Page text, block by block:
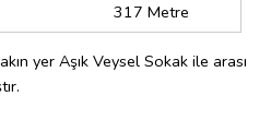
317 Metre
yer Aşık Veysel Sokak ile arası